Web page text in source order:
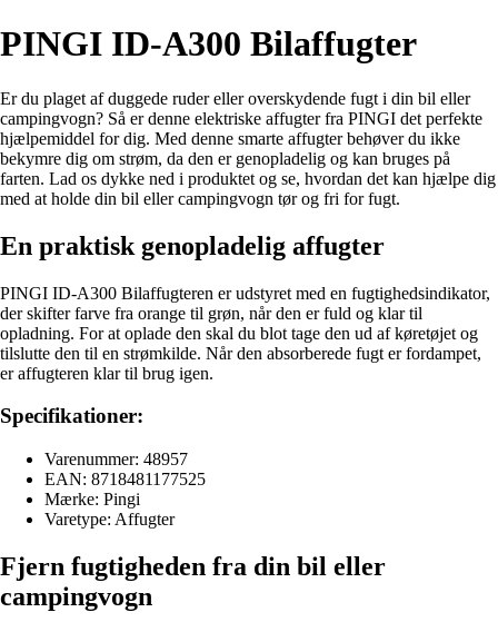
PINGI ID-A300 Bilaffugter
Er du plaget af duggede ruder eller overskydende fugt i din bil eller
campingvogn? Så er denne elektriske affugter fra PINGI det perfekte
hjælpemiddel for dig. Med denne smarte affugter behøver du ikke
bekymre dig om strøm, da den er genopladelig og kan bruges på
farten. Lad os dykke ned i produktet og se, hvordan det kan hjælpe dig
med at holde din bil eller campingvogn tør og fri for fugt.
En praktisk genopladelig affugter
PINGI ID-A300 Bilaffugteren er udstyret med en fugtighedsindikator,
der skifter farve fra orange til grøn, når den er fuld og klar til
opladning. For at oplade den skal du blot tage den ud af køretøjet og
tilslutte den til en strømkilde. Når den absorberede fugt er fordampet,
er affugteren klar til brug igen.
Specifikationer:
Varenummer: 48957
EAN: 8718481177525
Mærke: Pingi
Varetype: Affugter
Fjern fugtigheden fra din bil eller
campingvogn